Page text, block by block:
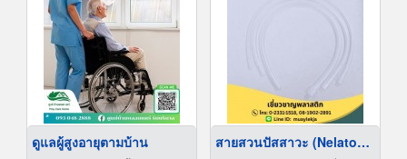
ดูแลผู้สูงอายุตามบ้าน สายสวนปัสสาวะ (Nelaton Catheter)